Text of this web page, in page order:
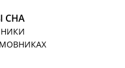
СНА